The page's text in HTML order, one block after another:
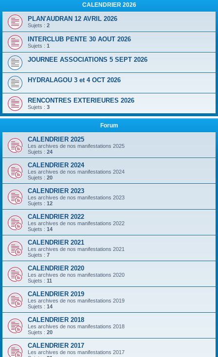
CALENDRIER 2026
PLAN'AUDRAN 12 AVRIL 2026
Sujets : 2
INTERCLUB PENTE 30 AOUT 2026
Sujets : 1
JOURNEE ASSOCIATIONS 5 SEPT 2026
HYDRALAGOU 3 et 4 OCT 2026
RENCONTRES EXTERIEURES 2026
Sujets : 3
Forum
CALENDRIER 2025
Les archives de nos manifestations 2025
Sujets : 24
CALENDRIER 2024
Les archives de nos manifestations 2024
Sujets : 20
CALENDRIER 2023
Les archives de nos manifestations 2023
Sujets : 12
CALENDRIER 2022
Les archives de nos manifestations 2022
Sujets : 14
CALENDRIER 2021
Les archives de nos manifestations 2021
Sujets : 7
CALENDRIER 2020
Les archives de nos manifestations 2020
Sujets : 11
CALENDRIER 2019
Les archives de nos manifestations 2019
Sujets : 14
CALENDRIER 2018
Les archives de nos manifestations 2018
Sujets : 20
CALENDRIER 2017
Les archives de nos manifestations 2017